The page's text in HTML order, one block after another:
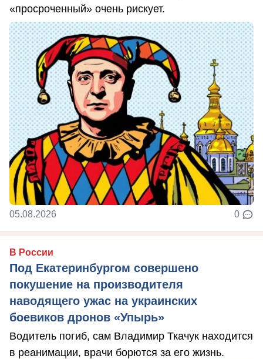
«просроченный» очень рискует.
05.08.2026 0
В России
Под Екатеринбургом совершено
покушение на производителя
наводящего ужас на украинских
боевиков дронов «Упырь»
Водитель погиб, сам Владимир Ткачук находится
в реанимации, врачи борются за его жизнь.